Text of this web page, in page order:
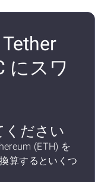
にスワ
ください
(ETH) を
算するといくつ